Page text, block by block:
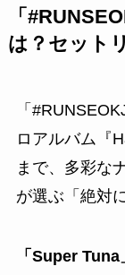
「
は？セット
「
ロアルバム『
まで、多彩な
が選ぶ「絶対
「Super Tuna